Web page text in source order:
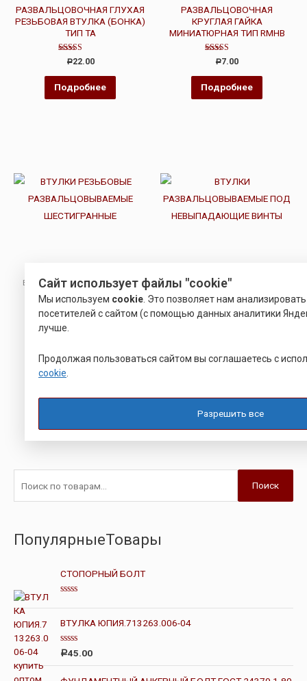
РАЗВАЛЬЦОВОЧНАЯ ГЛУХАЯ
РЕЗЬБОВАЯ ВТУЛКА (БОНКА)
ТИП ТА
Оценка
4.00
из 5
Р22.00
Подробнее
РАЗВАЛЬЦОВОЧНАЯ
КРУГЛАЯ ГАЙКА
МИНИАТЮРНАЯ ТИП RMHB
Оценка
5.00
из 5
Р7.00
Подробнее
ВТУЛКА РАЗВАЛЬЦОВОЧНАЯ
ВТУЛКИ РЕЗЬБОВЫЕ
РАЗВАЛЬЦОВЫВАЕМЫЕ
0
из
5
Подробнее
ВТУЛКА РАЗВАЛЬЦОВОЧНАЯ
ВТУЛКИ
РАЗВАЛЬЦОВЫВАЕМЫЕ ПОД
НЕВЫПАДАЮЩИЕ ВИНТЫ
3.00
из 5
Поиск
ПопулярныеТовары
СТОПОРНЫЙ БОЛТ
ц
е
н
к
а
0
и
ВТУЛКА ЮПИЯ.713263.006-04
О
е
н
Р45.00
Сайт использует файлы "cookie"
Мы используем cookie . Это позволяет нам
посетителей с сайтом (с помощью данных аналитики
лучше.
Продолжая пользоваться сайтом вы соглашаетесь с
cookie
Разрешить все